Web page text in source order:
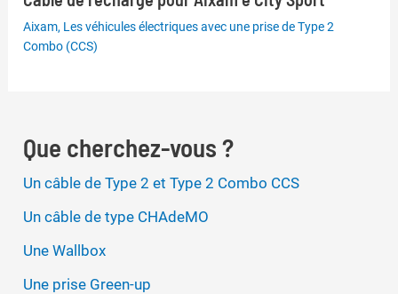
Aixam, Les véhicules électriques avec une prise de Type 2
Combo (CCS)
Que cherchez-vous ?
Un câble de Type 2 et Type 2 Combo CCS
Un câble de type CHAdeMO
Une Wallbox
Une prise Green-up